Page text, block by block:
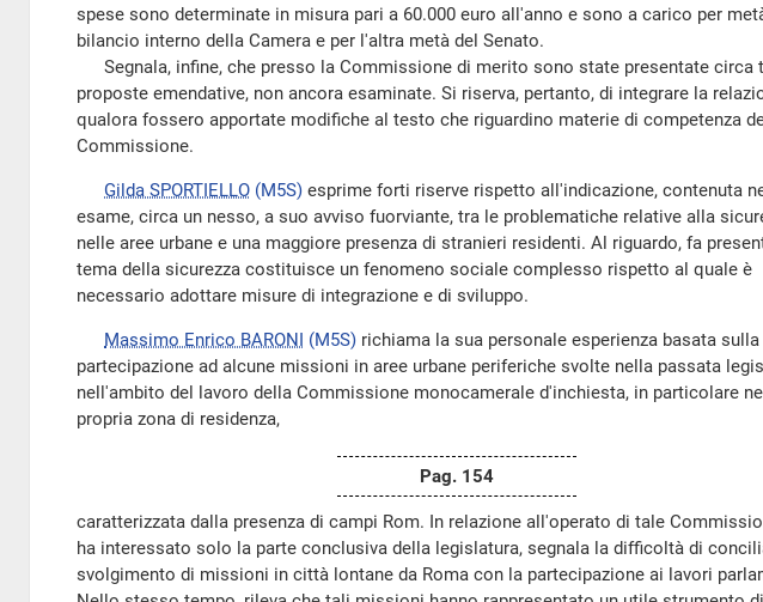
spese sono determinate in misura pari a 60.000 euro all'anno e sono a carico per
bilancio interno della Camera e per l'altra metà del Senato.
Segnala, infine, che presso la Commissione di merito sono state presentate circa
proposte emendative, non ancora esaminate. Si riserva, pertanto, di integrare la
qualora fossero apportate modifiche al testo che riguardino materie di competenza
Commissione.
Gilda SPORTIELLO (M5S) esprime forti riserve rispetto all'indicazione, contenuta
esame, circa un nesso, a suo avviso fuorviante, tra le problematiche relative alla
nelle aree urbane e una maggiore presenza di stranieri residenti. Al riguardo, fa
tema della sicurezza costituisce un fenomeno sociale complesso rispetto al quale è
necessario adottare misure di integrazione e di sviluppo.
Massimo Enrico BARONI (M5S) richiama la sua personale esperienza basata sulla
partecipazione ad alcune missioni in aree urbane periferiche svolte nella passata
nell'ambito del lavoro della Commissione monocamerale d'inchiesta, in particolare
propria zona di residenza,
Pag. 154
caratterizzata dalla presenza di campi Rom. In relazione all'operato di tale
ha interessato solo la parte conclusiva della legislatura, segnala la difficoltà di
svolgimento di missioni in città lontane da Roma con la partecipazione ai lavori